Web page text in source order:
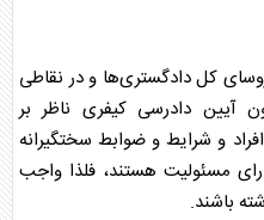
کل دادگستری‌ها و در نقاطی
در قبال ماده ۱۵۰ قانون آیین دادرسی کیفری ناظر بر
و شرایط و ضوابط سختگیرانه
مسئولیت هستند، فلذا واجب
باشند.